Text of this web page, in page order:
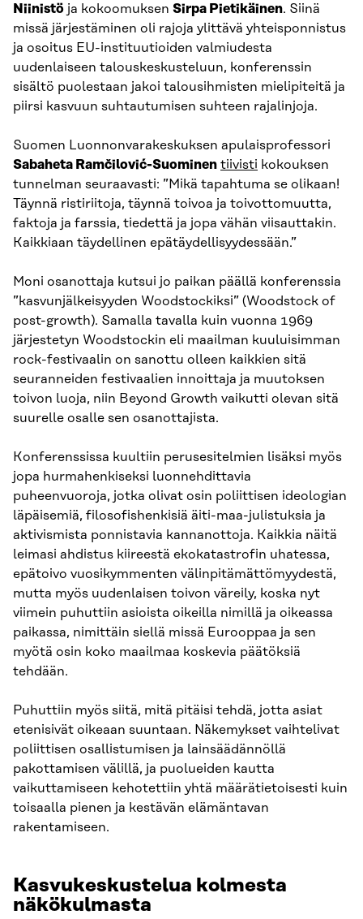
Niinistö ja kokoomuksen Sirpa Pietikäinen. Siinä
missä järjestäminen oli rajoja ylittävä yhteisponnistus
ja osoitus EU-instituutioiden valmiudesta
uudenlaiseen talouskeskusteluun, konferenssin
sisältö puolestaan jakoi talousihmisten mielipiteitä ja
piirsi kasvuun suhtautumisen suhteen rajalinjoja.
Suomen Luonnonvarakeskuksen apulaisprofessori
Sabaheta Ramčilović-Suominen tiivisti kokouksen
tunnelman seuraavasti: ”Mikä tapahtuma se olikaan!
Täynnä ristiriitoja, täynnä toivoa ja toivottomuutta,
faktoja ja farssia, tiedettä ja jopa vähän viisauttakin.
Kaikkiaan täydellinen epätäydellisyydessään.”
Moni osanottaja kutsui jo paikan päällä konferenssia
”kasvunjälkeisyyden Woodstockiksi” (Woodstock of
post-growth). Samalla tavalla kuin vuonna 1969
järjestetyn Woodstockin eli maailman kuuluisimman
rock-festivaalin on sanottu olleen kaikkien sitä
seuranneiden festivaalien innoittaja ja muutoksen
toivon luoja, niin Beyond Growth vaikutti olevan sitä
suurelle osalle sen osanottajista.
Konferenssissa kuultiin perusesitelmien lisäksi myös
jopa hurmahenkiseksi luonnehdittavia
puheenvuoroja, jotka olivat osin poliittisen ideologian
läpäisemiä, filosofishenkisiä äiti-maa-julistuksia ja
aktivismista ponnistavia kannanottoja. Kaikkia näitä
leimasi ahdistus kiireestä ekokatastrofin uhatessa,
epätoivo vuosikymmenten välinpitämättömyydestä,
mutta myös uudenlaisen toivon väreily, koska nyt
viimein puhuttiin asioista oikeilla nimillä ja oikeassa
paikassa, nimittäin siellä missä Eurooppaa ja sen
myötä osin koko maailmaa koskevia päätöksiä
tehdään.
Puhuttiin myös siitä, mitä pitäisi tehdä, jotta asiat
etenisivät oikeaan suuntaan. Näkemykset vaihtelivat
poliittisen osallistumisen ja lainsäädännöllä
pakottamisen välillä, ja puolueiden kautta
vaikuttamiseen kehotettiin yhtä määrätietoisesti kuin
toisaalla pienen ja kestävän elämäntavan
rakentamiseen.
Kasvukeskustelua kolmesta
näkökulmasta